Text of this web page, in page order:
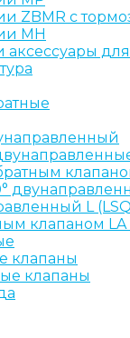
ZBMR с
МH
аксессуары
L
клапаном LA
клапаны
клапаны